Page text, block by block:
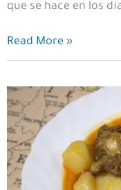
que se hace en los
Pingadas
Read More »